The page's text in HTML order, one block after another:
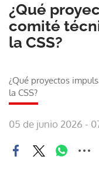
¿Qué
comité
la CSS?
¿Qué proyectos
la CSS?
05 de junio 2026 -